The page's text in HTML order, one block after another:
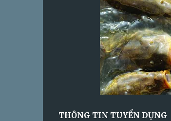
THÔNG TIN TUYỂN DỤNG